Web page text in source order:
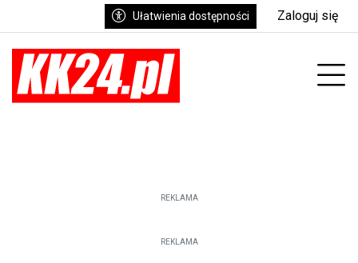
Ułatwienia dostępności Zaloguj się
REKLAMA
REKLAMA